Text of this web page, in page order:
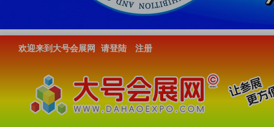
欢迎来到大号会展网 请登陆 注册